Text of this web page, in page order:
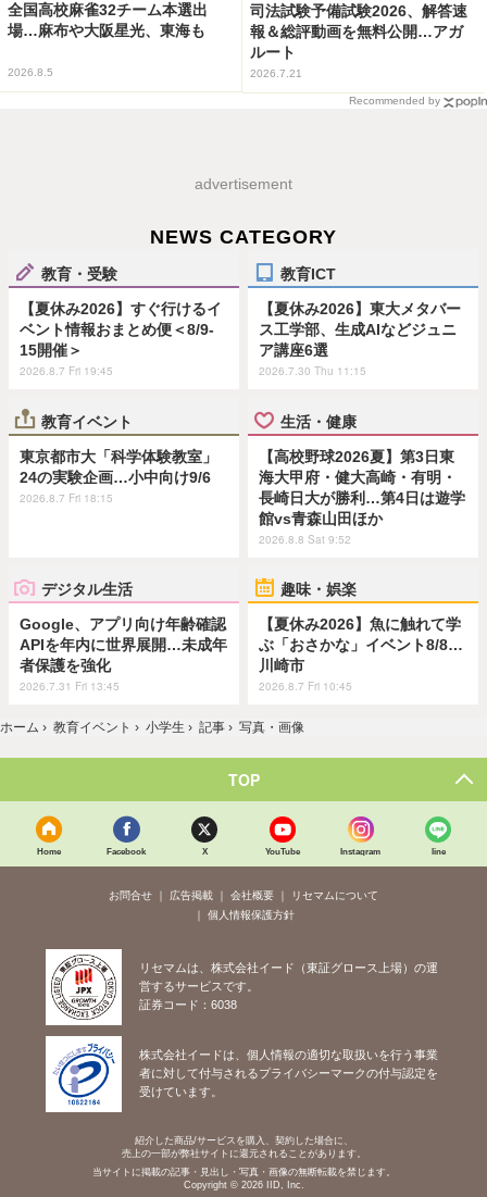
全国高校麻雀32チーム本選出
場…麻布や大阪星光、東海も
2026.8.5
司法試験予備試験2026、解答速
報＆総評動画を無料公開…アガ
ルート
2026.7.21
Recommended by
advertisement
NEWS CATEGORY
教育・受験
【夏休み2026】すぐ行けるイ
ベント情報おまとめ便＜8/9-
15開催＞
2026.8.7 Fri 19:45
教育ICT
【夏休み2026】東大メタバー
ス工学部、生成AIなどジュニ
ア講座6選
2026.7.30 Thu 11:15
教育イベント
東京都市大「科学体験教室」
24の実験企画…小中向け9/6
2026.8.7 Fri 18:15
生活・健康
【高校野球2026夏】第3日東
海大甲府・健大高崎・有明・
長崎日大が勝利…第4日は遊学
館vs青森山田ほか
2026.8.8 Sat 9:52
デジタル生活
Google、アプリ向け年齢確認
APIを年内に世界展開…未成年
者保護を強化
2026.7.31 Fri 13:45
趣味・娯楽
【夏休み2026】魚に触れて学
ぶ「おさかな」イベント8/8…
川崎市
2026.8.7 Fri 10:45
ホーム › 教育イベント › 小学生 › 記事 › 写真・画像
TOP
Home Facebook X YouTube Instagram line
お問合せ 広告掲載 会社概要
リセマムについて
個人情報保護方針
リセマムは、株式会社イード（東証グロース上場）の運
営するサービスです。
証券コード：6038
株式会社イードは、個人情報の適切な取扱いを行う事業
者に対して付与されるプライバシーマークの付与認定を
受けています。
紹介した商品/サービスを購入、契約した場合に、
売上の一部が弊社サイトに還元されることがあります。
当サイトに掲載の記事・見出し・写真・画像の無断転載を禁じます。
Copyright © 2026 IID, Inc.